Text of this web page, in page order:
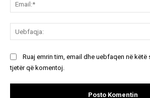
Ruaj emrin tim, email dhe uebfaqen në këtë
tjetër që komentoj.